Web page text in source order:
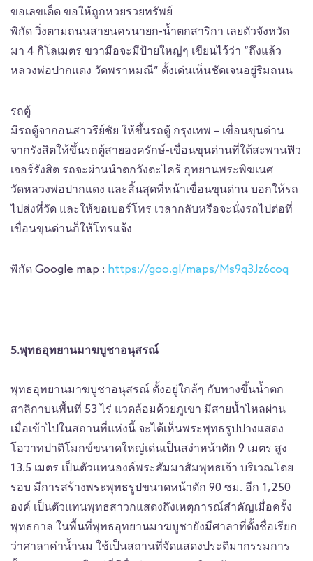
ขอเลขเด็ด ขอให้ถูกหวยรวยทรัพย์
พิกัด วิ่งตามถนนสายนครนายก-น้ำตกสาริกา เลยตัวจังหวัด
มา 4 กิโลเมตร ขวามือจะมีป้ายใหญ่ๆ เขียนไว้ว่า “ถึงแล้ว
หลวงพ่อปากแดง วัดพราหมณี” ตั้งเด่นเห็นชัดเจนอยู่ริมถนน
รถตู้
มีรถตู้จากอนสาวรีย์ชัย ให้ขึ้นรถตู้ กรุงเทพ – เขื่อนขุนด่าน
จากรังสิตให้ขึ้นรถตู้สายองครักษ์-เขื่อนขุนด่านที่ใต้สะพานฟิว
เจอร์รังสิต รถจะผ่านนำตกวังตะไคร้ อุทยานพระพิฆเนศ
วัดหลวงพ่อปากแดง และสิ้นสุดที่หน้าเขื่อนขุนด่าน บอกให้รถ
ไปส่งที่วัด และให้ขอเบอร์โทร เวลากลับหรือจะนั่งรถไปต่อที่
เขื่อนขุนด่านก็ให้โทรแจ้ง
พิกัด Google map : https://goo.gl/maps/Ms9q3Jz6coq
5.พุทธอุทยานมาฆบูชาอนุสรณ์
พุทธอุทยานมาฆบูชาอนุสรณ์ ตั้งอยู่ใกล้ๆ กับทางขึ้นน้ำตก
สาลิกาบนพื้นที่ 53 ไร่ แวดล้อมด้วยภูเขา มีสายน้ำไหลผ่าน
เมื่อเข้าไปในสถานที่แห่งนี้ จะได้เห็นพระพุทธรูปปางแสดง
โอวาทปาติโมกข์ขนาดใหญ่เด่นเป็นสง่าหน้าตัก 9 เมตร สูง
13.5 เมตร เป็นตัวแทนองค์พระสัมมาสัมพุทธเจ้า บริเวณโดย
รอบ มีการสร้างพระพุทธรูปขนาดหน้าตัก 90 ซม. อีก 1,250
องค์ เป็นตัวแทนพุทธสาวกแสดงถึงเหตุการณ์สำคัญเมื่อครั้ง
พุทธกาล ในพื้นที่พุทธอุทยานมาฆบูชายังมีศาลาที่ตั้งชื่อเรียก
ว่าศาลาค่าน้ำนม ใช้เป็นสถานที่จัดแสดงประติมากรรมการ